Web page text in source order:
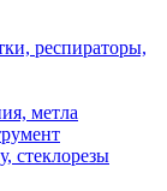
респираторы,
метла
стеклорезы